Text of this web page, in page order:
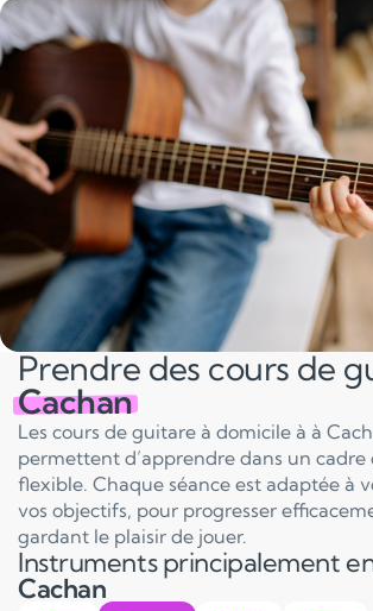
Prendre des cours de
Cachan
Les cours de guitare à domicile à à
permettent d’apprendre dans un
flexible. Chaque séance est adaptée à
vos objectifs, pour progresser
gardant le plaisir de jouer.
Instruments principalement
Cachan